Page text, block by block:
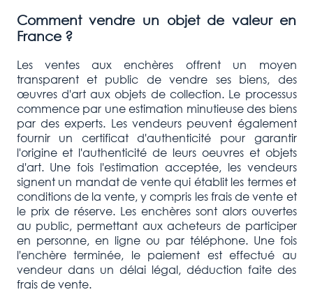
Comment vendre un objet de valeur en
France ?
Les ventes aux enchères offrent un moyen
transparent et public de vendre ses biens, des
œuvres d'art aux objets de collection. Le processus
commence par une estimation minutieuse des biens
par des experts. Les vendeurs peuvent également
fournir un certificat d'authenticité pour garantir
l'origine et l'authenticité de leurs oeuvres et objets
d'art. Une fois l'estimation acceptée, les vendeurs
signent un mandat de vente qui établit les termes et
conditions de la vente, y compris les frais de vente et
le prix de réserve. Les enchères sont alors ouvertes
au public, permettant aux acheteurs de participer
en personne, en ligne ou par téléphone. Une fois
l'enchère terminée, le paiement est effectué au
vendeur dans un délai légal, déduction faite des
frais de vente.